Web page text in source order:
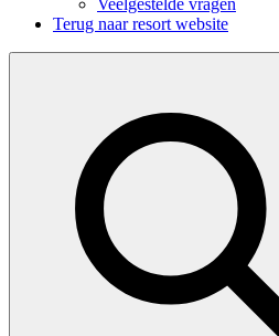
Terug naar resort website